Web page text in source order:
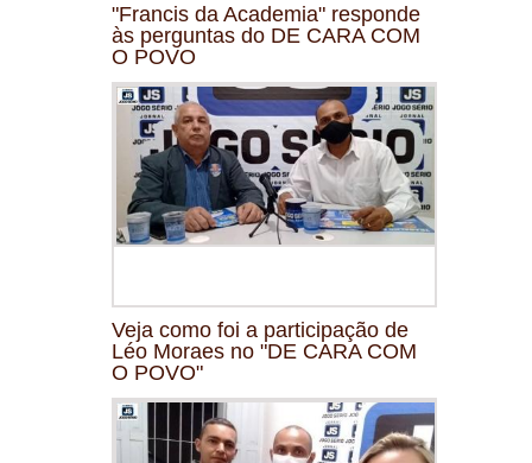
"Francis da Academia" responde
às perguntas do DE CARA COM
O POVO
Veja como foi a participação de
Léo Moraes no "DE CARA COM
O POVO"